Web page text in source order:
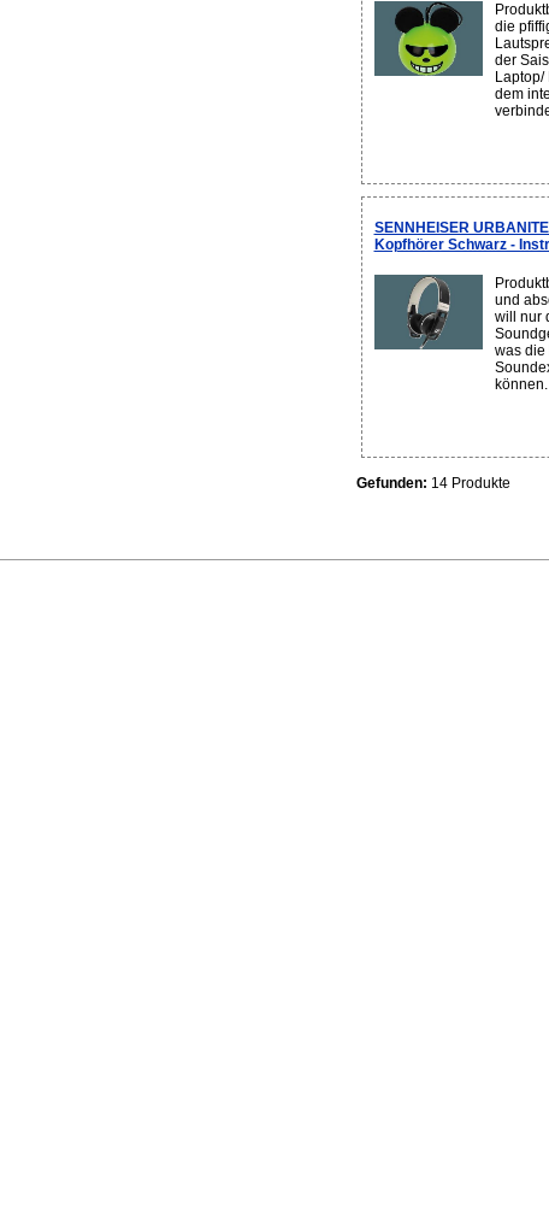
die
der
Laptop/
dem
SENNHEISER
Kopfhörer Schwarz -
und
will nur
was die
Gefunden: 14 Produkte